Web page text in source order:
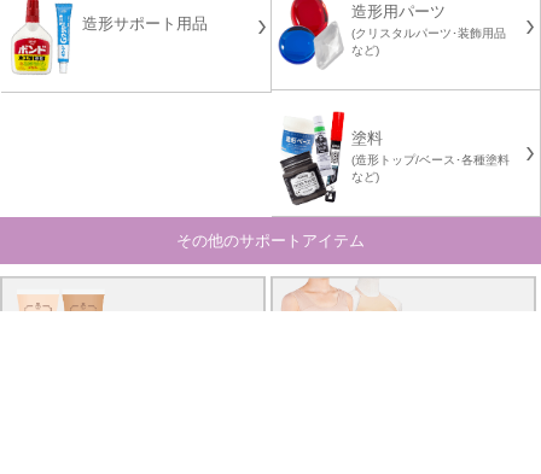
造形サポート用品
造形用パーツ
(クリスタルパーツ･装飾用品
など)
塗料
(造形トップ/ベース･各種塗料
など)
その他のサポートアイテム